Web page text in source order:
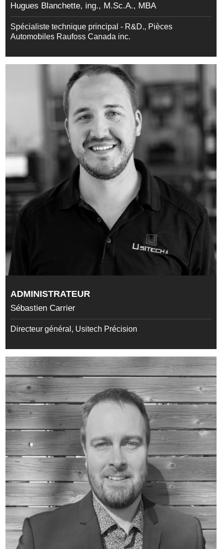
Hugues Blanchette, ing., M.Sc.A., MBA
Spécialiste technique principal - R&D., Pièces
Automobiles Raufoss Canada inc.
ADMINISTRATEUR
Sébastien Carrier
Directeur général, Usitech Précision